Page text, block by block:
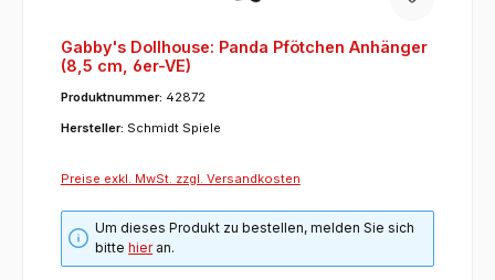
Gabby's Dollhouse: Panda Pfötchen Anhänger
(8,5 cm, 6er-VE)
Produktnummer: 42872
Hersteller: Schmidt Spiele
Preise exkl. MwSt. zzgl. Versandkosten
Um dieses Produkt zu bestellen, melden Sie sich
bittehieran.